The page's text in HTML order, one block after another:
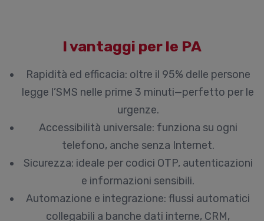
I vantaggi per le PA
Rapidità ed efficacia: oltre il 95% delle persone
legge l’SMS nelle prime 3 minuti—perfetto per le
urgenze.
Accessibilità universale: funziona su ogni
telefono, anche senza Internet.
Sicurezza: ideale per codici OTP, autenticazioni
e informazioni sensibili.
Automazione e integrazione: flussi automatici
collegabili a banche dati interne, CRM,